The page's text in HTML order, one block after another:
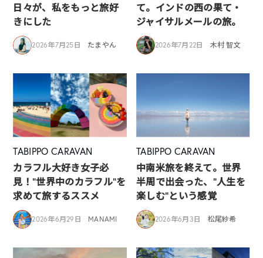
日々が、私をもっと旅好
きにした
2026年7月25日 たまやん
て。インドの西の果て・
ジャイサルメールの旅。
2026年7月22日 木村 智文
TABIPPO CARAVAN
カラフル大好き女子必
見！”世界中のカラフル”を
求めて旅するススメ
2026年6月29日 MANAMI
TABIPPO CARAVAN
中南米旅を終えて。世界
半周で出会った、“人生を
楽しむ”という感覚
2026年6月3日 松尾紗希